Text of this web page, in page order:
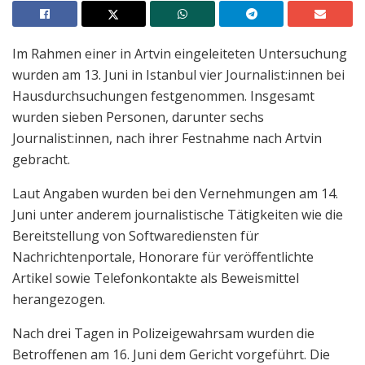
Im Rahmen einer in Artvin eingeleiteten Untersuchung
wurden am 13. Juni in Istanbul vier Journalist:innen bei
Hausdurchsuchungen festgenommen. Insgesamt
wurden sieben Personen, darunter sechs
Journalist:innen, nach ihrer Festnahme nach Artvin
gebracht.
Laut Angaben wurden bei den Vernehmungen am 14.
Juni unter anderem journalistische Tätigkeiten wie die
Bereitstellung von Softwarediensten für
Nachrichtenportale, Honorare für veröffentlichte
Artikel sowie Telefonkontakte als Beweismittel
herangezogen.
Nach drei Tagen in Polizeigewahrsam wurden die
Betroffenen am 16. Juni dem Gericht vorgeführt. Die